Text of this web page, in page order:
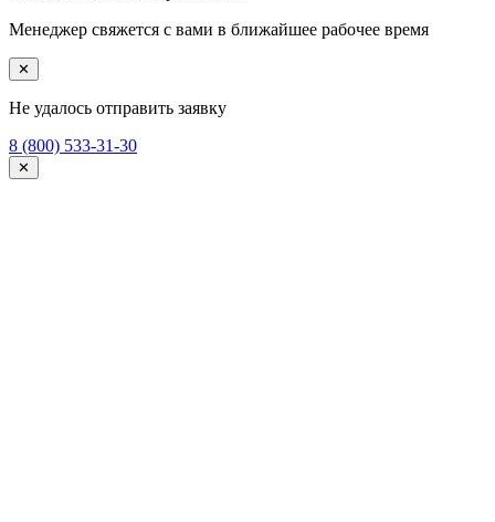
Менеджер свяжется с вами в ближайшее рабочее время
✕
Не удалось отправить заявку
8 (800) 533-31-30
✕